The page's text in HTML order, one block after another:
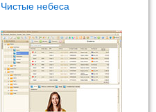
Чистые небеса